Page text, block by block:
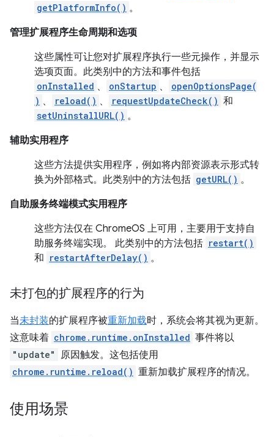
getPlatformInfo() 。
管理扩展程序生命周期和选项
这些属性可让您对扩展程序执行一些元操作，并显示
选项页面。此类别中的方法和事件包括
onInstalled 、 onStartup 、
openOptionsPage(
) 、 reload() 、 requestUpdateCheck() 和
setUninstallURL() 。
辅助实用程序
这些方法提供实用程序，例如将内部资源表示形式转
换为外部格式。此类别中的方法包括 getURL() 。
自助服务终端模式实用程序
这些方法仅在 ChromeOS 上可用，主要用于支持自
助服务终端实现。 此类别中的方法包括 restart()
和 restartAfterDelay() 。
未打包的扩展程序的行为
当未封装的扩展程序被重新加载时，系统会将其视为更新。
这意味着 chrome.runtime.onInstalled 事件将以
"update" 原因触发。这包括使用
chrome.runtime.reload() 重新加载扩展程序的情况。
使用场景